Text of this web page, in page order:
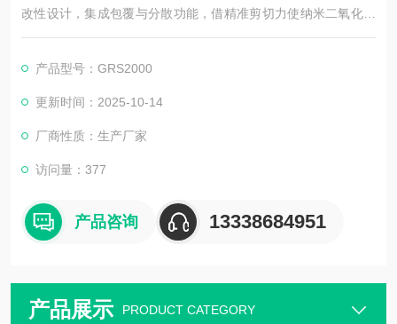
改性设计，集成包覆与分散功能，借精准剪切力使纳米二氧化硅
均匀包覆于薄片铝粉表面，同时避免铝粉破损。可提升颜料耐候
化制备。
产品型号：GRS2000
更新时间：2025-10-14
厂商性质：生产厂家
访问量：377
产品咨询 13338684951
产品展示 PRODUCT CATEGORY